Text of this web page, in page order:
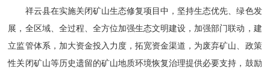
祥云县在实施关闭矿山生态修复项目中，坚持生态优先、绿色发
展，全区域、全过程、全方位加强生态文明建设，加强部门联动，建
立监管体系，加大资金投入力度，拓宽资金渠道，为废弃矿山、政策
性关闭矿山等历史遗留的矿山地质环境恢复治理提供必要支持，鼓励